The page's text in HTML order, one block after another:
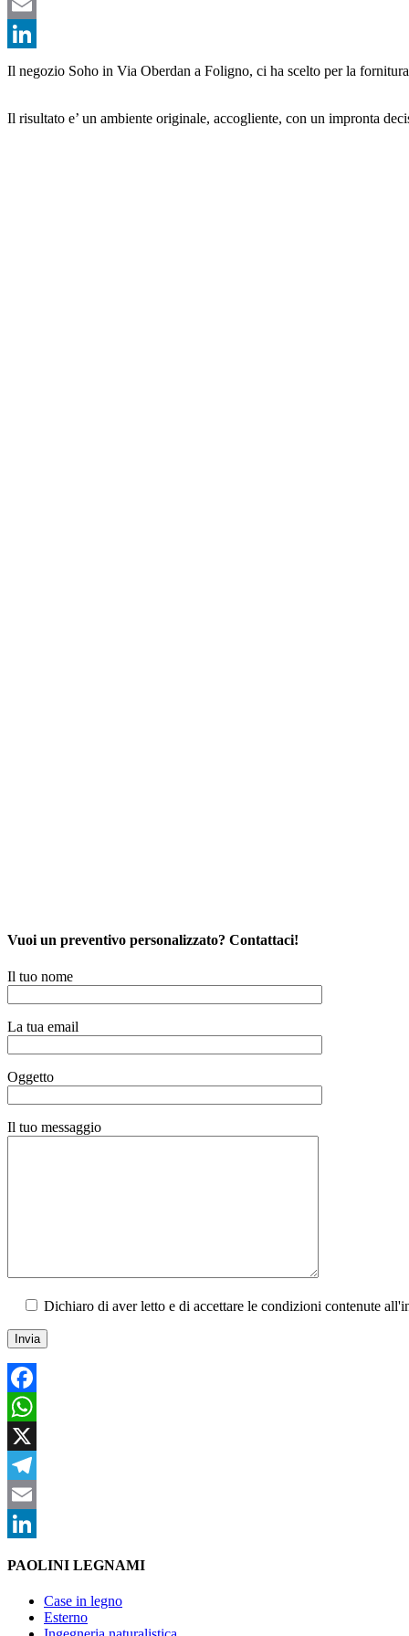
Telegram
Email
LinkedIn
Il negozio Soho in Via Oberdan a Foligno, ci ha scelto per la
Il risultato e’ un ambiente originale, accogliente, con un impronta
Vuoi un preventivo personalizzato? Contattaci!
Il tuo nome
La tua email
Oggetto
Il tuo messaggio
Dichiaro di aver letto e di accettare le condizioni contenute
Facebook
WhatsApp
X
Telegram
Email
PAOLINI LEGNAMI
Case in legno
Esterno